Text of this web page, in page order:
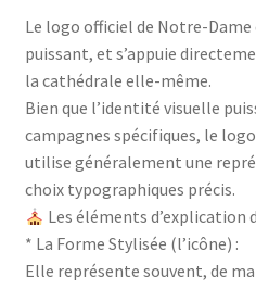
Le logo officiel de Notre-Dame
puissant, et s’appuie
la cathédrale elle-même.
Bien que l’identité visuelle
campagnes spécifiques, le
utilise généralement une
choix typographiques précis.
Les éléments d’explication
* La Forme Stylisée (l’icône) :
Elle représente souvent, de